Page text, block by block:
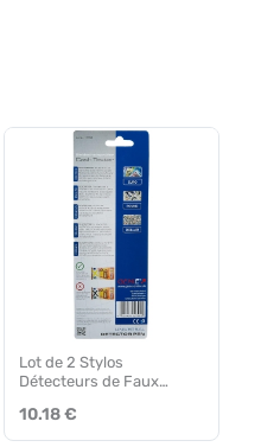
Lot de 2 Stylos
Détecteurs de Faux
10.18 €